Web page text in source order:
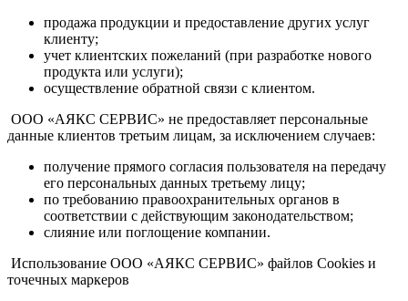
продажа продукции и предоставление других услуг
клиенту;
учет клиентских пожеланий (при разработке нового
продукта или услуги);
осуществление обратной связи с клиентом.
ООО «АЯКС СЕРВИС» не предоставляет персональные
данные клиентов третьим лицам, за исключением случаев:
получение прямого согласия пользователя на передачу
его персональных данных третьему лицу;
по требованию правоохранительных органов в
соответствии с действующим законодательством;
слияние или поглощение компании.
Использование ООО «АЯКС СЕРВИС» файлов Cookies и
точечных маркеров